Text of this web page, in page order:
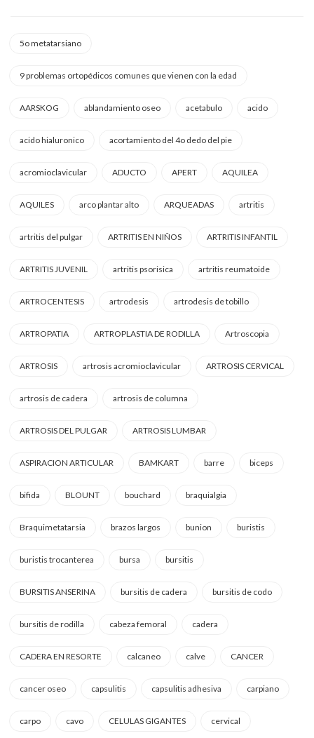
5o metatarsiano
9 problemas ortopédicos comunes que vienen con la edad
AARSKOG ablandamiento oseo acetabulo acido
acido hialuronico acortamiento del 4o dedo del pie
acromioclavicular ADUCTO APERT AQUILEA
AQUILES arco plantar alto ARQUEADAS artritis
artritis del pulgar ARTRITIS EN NIÑOS ARTRITIS INFANTIL
ARTRITIS JUVENIL artritis psorisica artritis reumatoide
ARTROCENTESIS artrodesis artrodesis de tobillo
ARTROPATIA ARTROPLASTIA DE RODILLA Artroscopia
ARTROSIS artrosis acromioclavicular ARTROSIS CERVICAL
artrosis de cadera artrosis de columna
ARTROSIS DEL PULGAR ARTROSIS LUMBAR
ASPIRACION ARTICULAR BAMKART barre biceps
bifida BLOUNT bouchard braquialgia
Braquimetatarsia brazos largos bunion buristis
buristis trocanterea bursa bursitis
BURSITIS ANSERINA bursitis de cadera bursitis de codo
bursitis de rodilla cabeza femoral cadera
CADERA EN RESORTE calcaneo calve CANCER
cancer oseo capsulitis capsulitis adhesiva carpiano
carpo cavo CELULAS GIGANTES cervical